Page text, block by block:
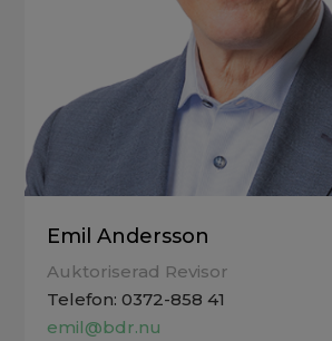
Emil Andersson
Auktoriserad Revisor
Telefon: 0372-858 41
emil@bdr.nu